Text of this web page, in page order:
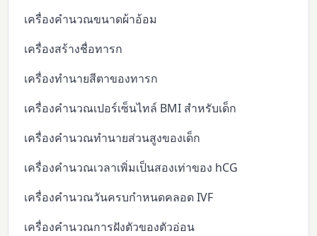
เครื่องคำนวณขนาดผ้าอ้อม
เครื่องสร้างชื่อทารก
เครื่องทำนายสีตาของทารก
เครื่องคำนวณเปอร์เซ็นไทล์ BMI สำหรับเด็ก
เครื่องคำนวณทำนายส่วนสูงของเด็ก
เครื่องคำนวณเวลาเพิ่มเป็นสองเท่าของ hCG
เครื่องคำนวณวันครบกำหนดคลอด IVF
เครื่องคำนวณการฝังตัวของตัวอ่อน